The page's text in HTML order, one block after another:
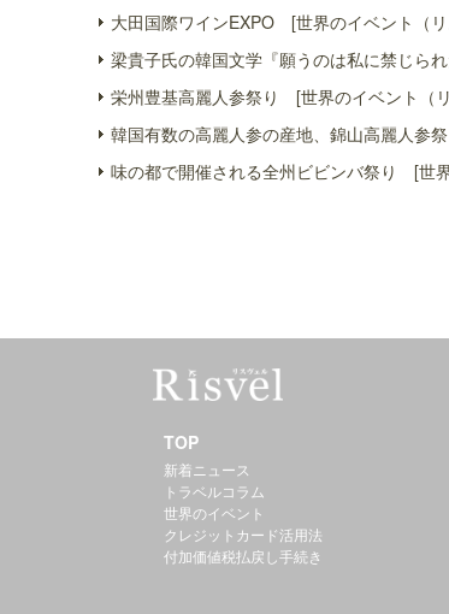
大田国際ワインEXPO [世界のイベント（
梁貴子氏の韓国文学『願うのは私に禁じら
栄州豊基高麗人参祭り [世界のイベント（
韓国有数の高麗人参の産地、錦山高麗人参
味の都で開催される全州ビビンバ祭り [世
TOP
新着ニュース
トラベルコラム
世界のイベント
クレジットカード活用法
付加価値税払戻し手続き